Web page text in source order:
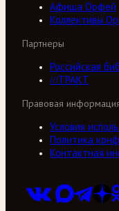
Афиша Орфей
Коллективы
Партнеры
Российская
///ТРАКТ
Правовая
Условия
Политика
Контактная